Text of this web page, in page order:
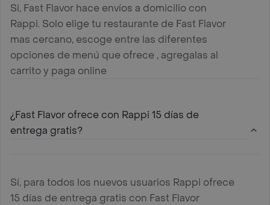
Si, Fast Flavor hace envíos a domicilio con
Rappi. Solo elige tu restaurante de Fast Flavor
mas cercano, escoge entre las diferentes
opciones de menú que ofrece , agregalas al
carrito y paga online
¿Fast Flavor ofrece con Rappi 15 días de
entrega gratis?
Sí, para todos los nuevos usuarios Rappi ofrece
15 días de entrega gratis con Fast Flavor